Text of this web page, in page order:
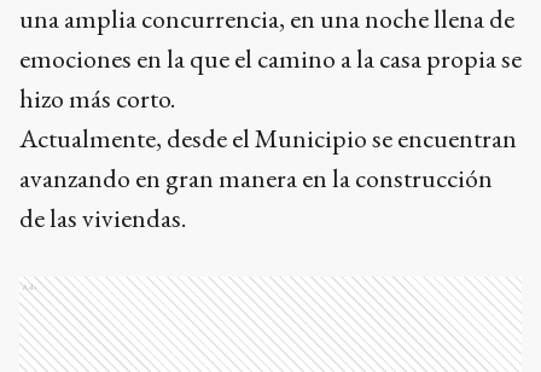
una amplia concurrencia, en una noche llena de
emociones en la que el camino a la casa propia se
hizo más corto.
Actualmente, desde el Municipio se encuentran
avanzando en gran manera en la construcción
de las viviendas.
Ads